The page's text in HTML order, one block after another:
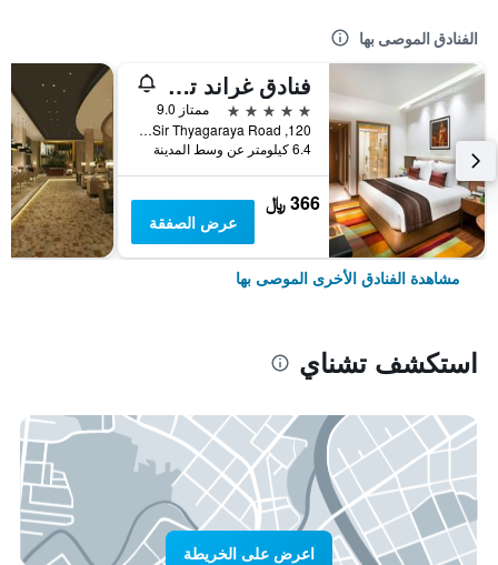
الفنادق الموصى بها
فنادق غراند تشيناي باي جي آر تي
5 نجوم
ممتاز 9.0
120, Sir Thyagaraya Road, تشناي, الهند
6.4 كيلومتر عن وسط المدينة
366 ﷼
عرض الصفقة
مشاهدة الفنادق الأخرى الموصى بها
استكشف تشناي
اعرض على الخريطة